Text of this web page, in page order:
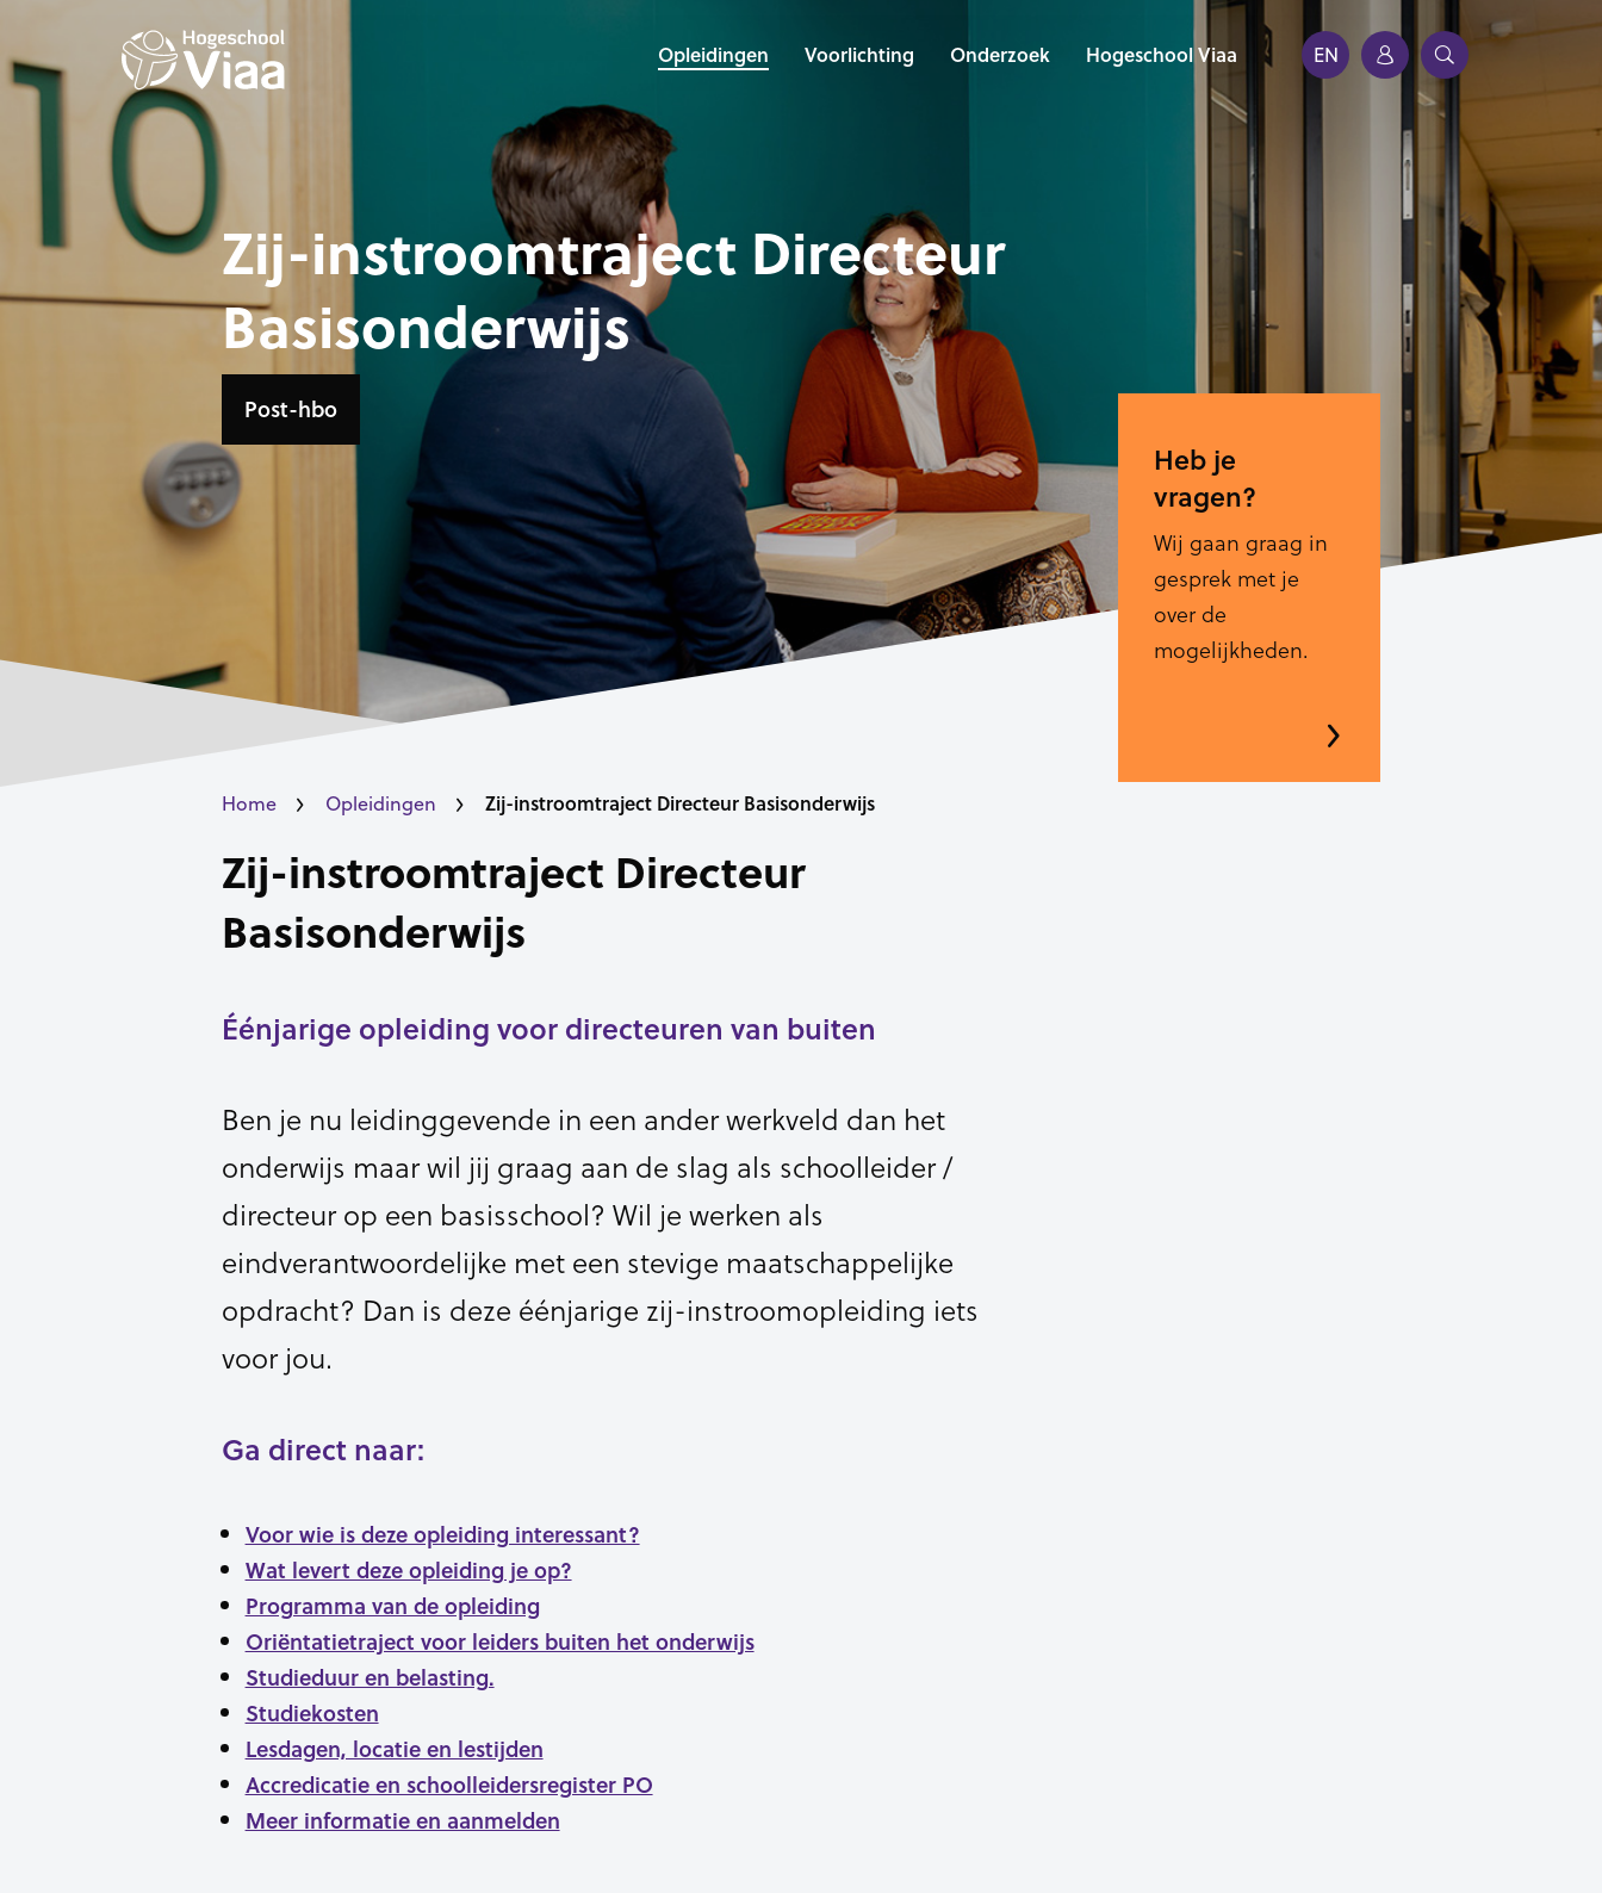
Opleidingen Voorlichting Onderzoek Hogeschool Viaa EN
Zij-instroomtraject Directeur
Basisonderwijs
Post-hbo
Heb je
vragen?
Wij gaan graag in
gesprek met je
over de
mogelijkheden.
Home Opleidingen Zij-instroomtraject Directeur Basisonderwijs
Zij-instroomtraject Directeur
Basisonderwijs
Éénjarige opleiding voor directeuren van buiten
Ben je nu leidinggevende in een ander werkveld dan het
onderwijs maar wil jij graag aan de slag als schoolleider /
directeur op een basisschool? Wil je werken als
eindverantwoordelijke met een stevige maatschappelijke
opdracht? Dan is deze éénjarige zij-instroomopleiding iets
voor jou.
Ga direct naar:
Voor wie is deze opleiding interessant?
Wat levert deze opleiding je op?
Programma van de opleiding
Oriëntatietraject voor leiders buiten het onderwijs
Studieduur en belasting.
Studiekosten
Lesdagen, locatie en lestijden
Accredicatie en schoolleidersregister PO
Meer informatie en aanmelden